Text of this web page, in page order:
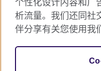
The United
cultural relations
个性化设计内容和广
析流量。我们还同社
伴分享有关您使用我